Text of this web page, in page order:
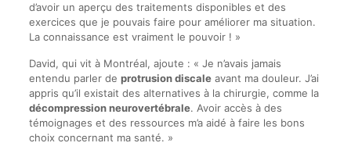
d’avoir un aperçu des traitements disponibles et des
exercices que je pouvais faire pour améliorer ma situation.
La connaissance est vraiment le pouvoir ! »
David, qui vit à Montréal, ajoute : « Je n’avais jamais
entendu parler de protrusion discaleavant ma douleur. J’ai
appris qu’il existait des alternatives à la chirurgie, comme la
décompression neurovertébrale. Avoir accès à des
témoignages et des ressources m’a aidé à faire les bons
choix concernant ma santé. »